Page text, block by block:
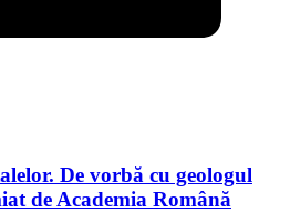
De vorbă cu geologul
de Academia Română